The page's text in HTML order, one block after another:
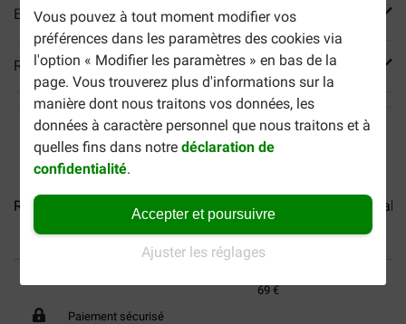
Vous pouvez à tout moment modifier vos
préférences dans les paramètres des cookies via
l'option « Modifier les paramètres » en bas de la
page. Vous trouverez plus d'informations sur la
manière dont nous traitons vos données, les
données à caractère personnel que nous traitons et à
quelles fins dans notredéclaration de
confidentialité.
Accepter et poursuivre
Ajuster les réglages
En savoir plus
Reviews
Royal Canin Veterinary... Royal Canin Veterinary... Royal
69 €
Paiement sécurisé